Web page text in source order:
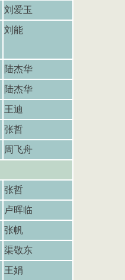
刘爱玉
刘能
陆杰华
陆杰华
王迪
张哲
周飞舟
张哲
卢晖临
张帆
渠敬东
王娟